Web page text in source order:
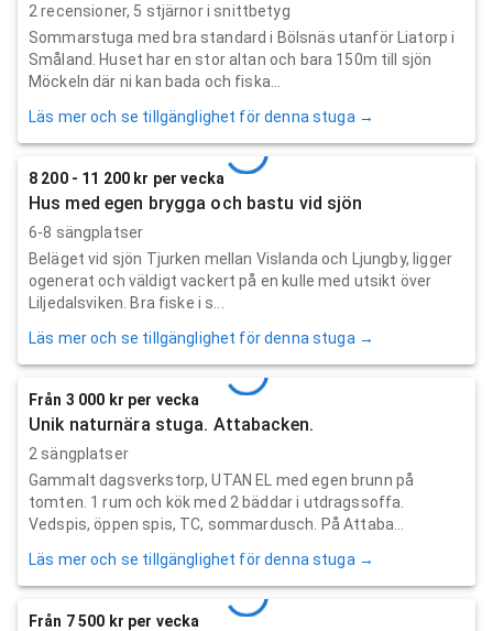
2 recensioner, 5 stjärnor i snittbetyg
Sommarstuga med bra standard i Bölsnäs utanför Liatorp i
Småland. Huset har en stor altan och bara 150m till sjön
Möckeln där ni kan bada och fiska...
Läs mer och se tillgänglighet för denna stuga →
8 200 - 11 200 kr per vecka
Hus med egen brygga och bastu vid sjön
6-8 sängplatser
Beläget vid sjön Tjurken mellan Vislanda och Ljungby, ligger
ogenerat och väldigt vackert på en kulle med utsikt över
Liljedalsviken. Bra fiske i s...
Läs mer och se tillgänglighet för denna stuga →
Från 3 000 kr per vecka
Unik naturnära stuga. Attabacken.
2 sängplatser
Gammalt dagsverkstorp, UTAN EL med egen brunn på
tomten. 1 rum och kök med 2 bäddar i utdragssoffa.
Vedspis, öppen spis, TC, sommardusch. På Attaba...
Läs mer och se tillgänglighet för denna stuga →
Från 7 500 kr per vecka